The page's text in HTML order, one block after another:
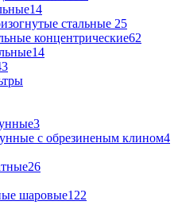
14
стальные 25
концентрические62
14
3
с обрезиненым клином4
26
шаровые122